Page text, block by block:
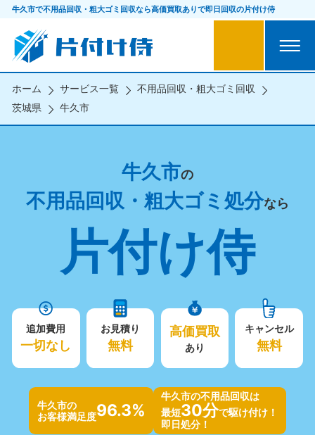
牛久市で不用品回収・粗大ゴミ回収なら高価買取ありで即日回収の片付け侍
ホーム サービス一覧
不用品回収・粗大ゴミ回収
茨城県
牛久市
牛久市の
不用品回収・粗大ゴミ処分なら
片付け侍
追加費用
一切なし
お見積り
無料
高価買取
あり
キャンセル
無料
牛久市の
お客様満足度96.3%
牛久市の不用品回収は
最短30分で駆け付け！
即日処分！